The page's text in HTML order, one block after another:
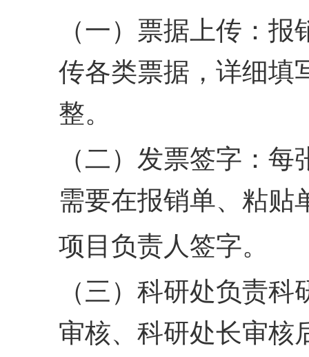
（一）票据上传：
传各类票据，详细填
整。
（二）发票签字：
需要在报销单、粘贴
项目负责人签字。
（三）科研处负责
审核、科研处长审核